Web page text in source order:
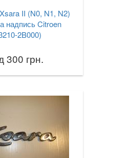
II (N0, N1, N2)
надпись Citroen
2B000)
300 грн.